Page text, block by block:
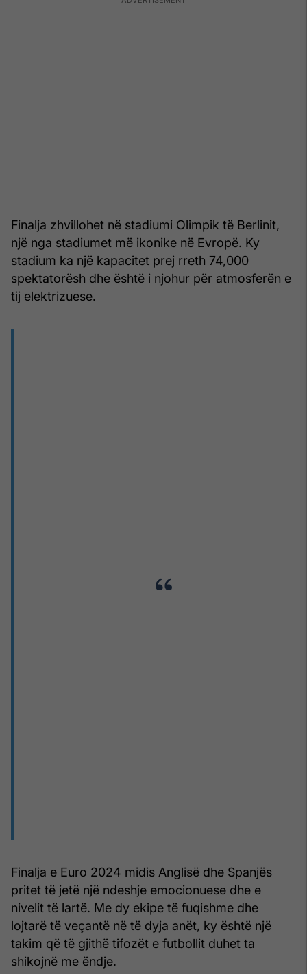
Finalja zhvillohet në stadiumi Olimpik të Berlinit,
një nga stadiumet më ikonike në Evropë. Ky
stadium ka një kapacitet prej rreth 74,000
spektatorësh dhe është i njohur për atmosferën e
tij elektrizuese.
Finalja e Euro 2024 midis Anglisë dhe Spanjës
pritet të jetë një ndeshje emocionuese dhe e
nivelit të lartë. Me dy ekipe të fuqishme dhe
lojtarë të veçantë në të dyja anët, ky është një
takim që të gjithë tifozët e futbollit duhet ta
shikojnë me ëndje.